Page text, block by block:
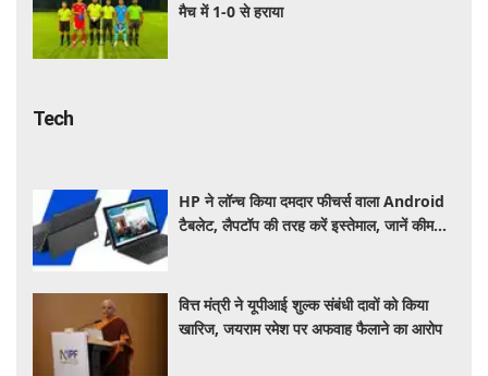
मैच में 1-0 से हराया
Tech
HP ने लॉन्च किया दमदार फीचर्स वाला Android
टैबलेट, लैपटॉप की तरह करें इस्तेमाल, जानें कीमत,
वित्त मंत्री ने यूपीआई शुल्क संबंधी दावों को किया
खारिज, जयराम रमेश पर अफवाह फैलाने का आरोप